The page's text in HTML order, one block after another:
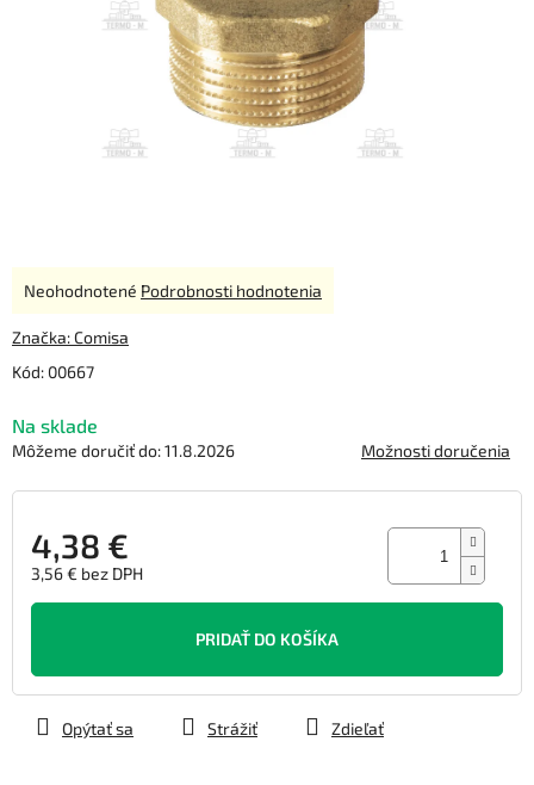
Kód: 00667
Na sklade
Môžeme doručiť do:11.8.2026 Možnosti doručenia
4,38 €
3,56 € bez DPH
Jednotková
PRIDAŤ DO KOŠÍKA
Opýtať sa Strážiť Zdieľať
Priemerné
produktu
0,0
5
hviezdičiek.
Neohodnotené Podrobnosti hodnotenia
Značka:Comisa